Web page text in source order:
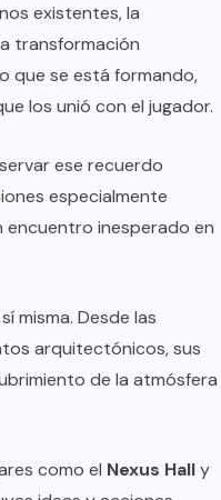
existentes, la
transformación
que se está formando,
los unió con el jugador.
ese recuerdo
especialmente
encuentro inesperado en
misma. Desde las
arquitectónicos, sus
de la atmósfera
como el Nexus Hally